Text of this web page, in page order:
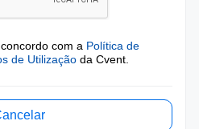
com a Política de
de Utilização da Cvent.